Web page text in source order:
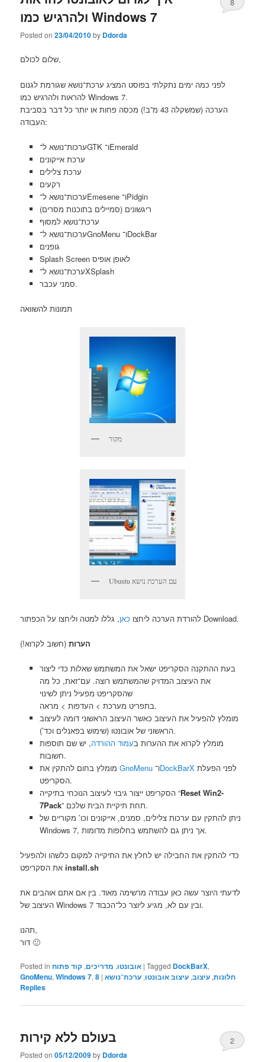
ולהרגיש כמו Windows 7
Posted on23/04/2010by Ddorda
8
שלום לכולם,
לפני כמה ימים נתקלתי בפוסט המציג ערכת־נושא שגורמת לגנום
להראות ולהרגיש כמו Windows 7.
הערכה (שמשקלה 43 מ”ב!) מכסה פחות או יותר כל דבר בסביבת
העבודה:
ערכות־נושא ל־GTK ו־Emerald
ערכת אייקונים
ערכת צלילים
רקעים
ערכות־נושא ל־Emesene ו־Pidgin
ריגשונים (סמיילים בתוכנות מסרים)
ערכת־נושא למסוף
ערכות־נושא ל־GnoMenu ו־DockBar
גופנים
Splash Screen לאופן אופיס
ערכת־נושא ל־XSplash
סמני עכבר.
תמונות להשוואה
מקור
Ubuntu עם הערכת נושא
להורדת הערכה ליחצו כאן , גללו למטה וליחצו על הכפתור Download.
הערות (חשוב לקרוא!)
בעת ההתקנה הסקריפט ישאל את המשתמש שאלות כדי ליצור
את העיצוב המדויק שהמשתמש רוצה. עם־זאת, כל מה
שהסקריפט מפעיל ניתן לשינוי
בתפריט מערכת > העדפות > מראה.
מומלץ להפעיל את העיצוב כאשר העיצוב הראשוני דומה לעיצוב
הראשוני של אובונטו (שימוש בפאנלים וכד’).
מומלץ לקרוא את ההערות בעמוד ההורדה, יש שם תוספות
חשובות.
GnoMenu ו־DockBarX
הסקריפט.
הסקריפט ייצור גיבוי לעיצוב הנוכחי בתיקייה “Reset Win2-
7Pack
” תחת תיקיית הבית שלכם.
ניתן להתקין עם ערכות צלילים, סמנים, אייקונים וכו’ מקוריים של
Windows 7, אך ניתן גם להשתמש בחלופות מדומות.
כדי להתקין את החבילה יש לחלץ את התיקייה למקום כלשהו ולהפעיל
את הסקריפטinstall.sh
לדעתי היוצר עשה כאן עבודה מרשימה מאוד. בין אם אתם אוהבים את
העיצוב של Windows 7 ובין עם לא, מגיע ליוצר כל־הכבוד.
תהנו,
דור 🙂
Posted in אובונטו, מדריכים, קוד פתוח |Tagged DockBarX,
GnoMenu,Windows 7, חלונות, עיצוב, עיצוב אובונטו, ערכת־נושא |
8
Replies
בעולם ללא קירות
Posted on05/12/2009by Ddorda
2